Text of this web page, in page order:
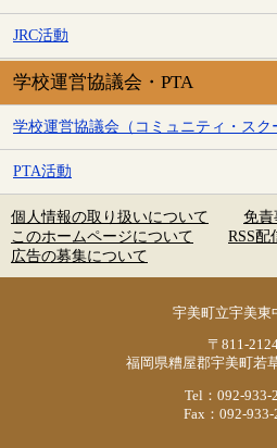
JRC活動
学校運営協議会・PTA
学校運営協議会（コミュニティ・スク
PTA活動
個人情報の取り扱いについて
免責
このホームページについて
RSS配
広告の募集について
宇美町立宇美東
〒811-
福岡県糟屋郡宇美町若
Tel：092-933-
Fax：092-933-